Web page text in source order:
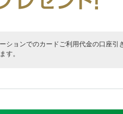
ションでのカードご利用代金の口座引
す。